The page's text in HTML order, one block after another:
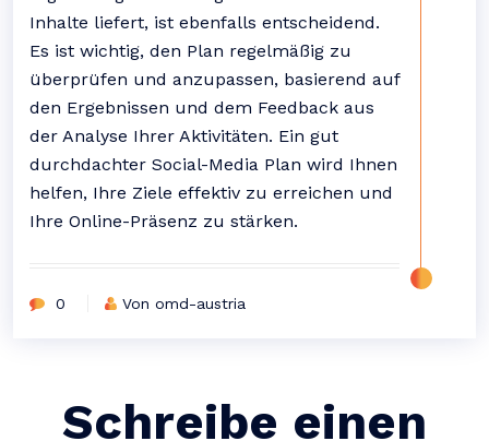
Inhalte liefert, ist ebenfalls entscheidend.
Es ist wichtig, den Plan regelmäßig zu
überprüfen und anzupassen, basierend auf
den Ergebnissen und dem Feedback aus
der Analyse Ihrer Aktivitäten. Ein gut
durchdachter Social-Media Plan wird Ihnen
helfen, Ihre Ziele effektiv zu erreichen und
Ihre Online-Präsenz zu stärken.
0 Von omd-austria
Schreibe einen